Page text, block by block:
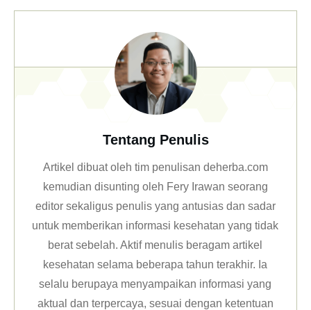
Tentang Penulis
Artikel dibuat oleh tim penulisan deherba.com
kemudian disunting oleh Fery Irawan seorang
editor sekaligus penulis yang antusias dan sadar
untuk memberikan informasi kesehatan yang tidak
berat sebelah. Aktif menulis beragam artikel
kesehatan selama beberapa tahun terakhir. Ia
selalu berupaya menyampaikan informasi yang
aktual dan terpercaya, sesuai dengan ketentuan